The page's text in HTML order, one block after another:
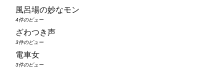
風呂場の妙なモン
4件のビュー
ざわつき声
3件のビュー
電車女
3件のビュー